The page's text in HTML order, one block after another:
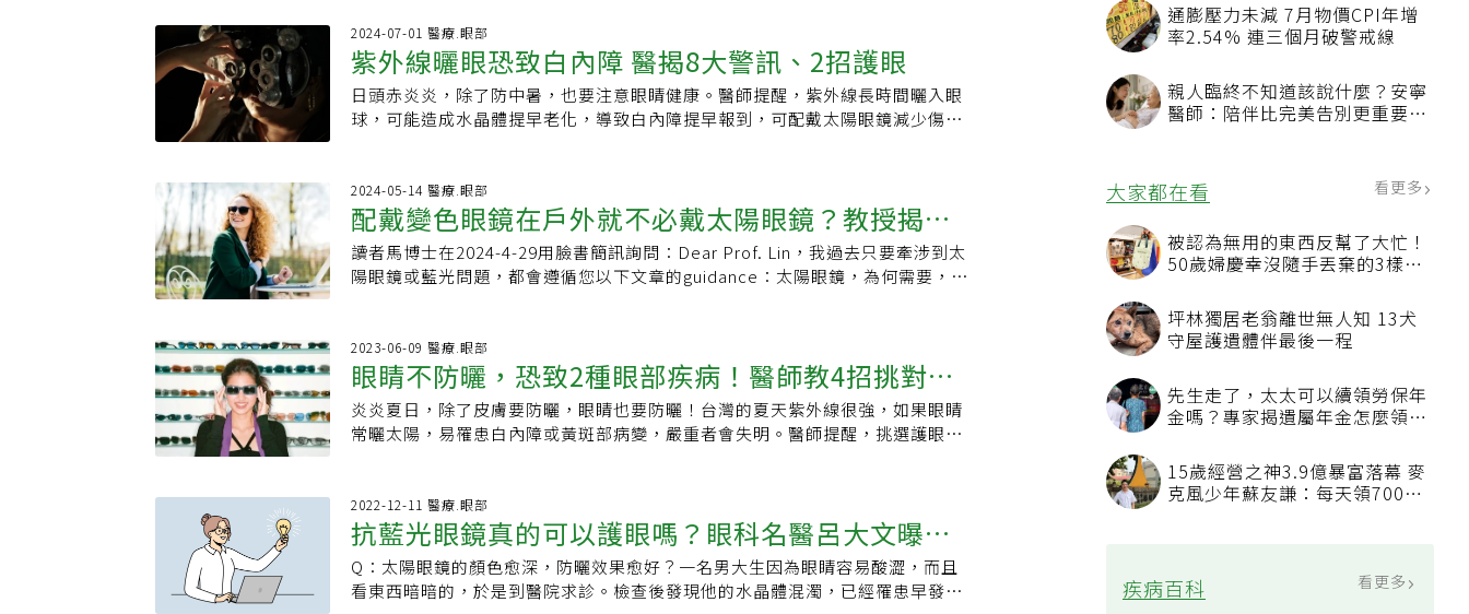
通膨壓力未減 7月物價CPI年增
率2.54% 連三個月破警戒線
親人臨終不知道該說什麼？安寧
醫師：陪伴比完美告別更重要，
大家都在看 看更多
被認為無用的東西反幫了大忙！
50歲婦慶幸沒隨手丟棄的3樣物
坪林獨居老翁離世無人知 13犬
守屋護遺體伴最後一程
先生走了，太太可以續領勞保年
金嗎？專家揭遺屬年金怎麼領，
15歲經營之神3.9億暴富落幕 麥
克風少年蘇友謙：每天領700元
疾病百科 看更多
然；次佳選擇為茶色、琥珀色，能吸收被空氣中水氣或灰塵散播的藍光，可增強
對比，細微處也看得清楚。黃色鏡片也可以購買，其適合室內或夜間駕車，可擋
掉刺眼亮光，避免行車意外。藍色鏡片則不建議使用，因為會吸引有害的藍光通
過眼睛，可能提高黃斑部退化風險；而紅色及玫瑰色鏡片，僅具裝飾功能，無法
協助測試鏡片抗UV功能，並要求開立合格證明。若戴上眼鏡後，睫毛會碰觸到鏡
片，則代表鏡距太短或鼻架高度不夠，若是長時間配戴不合適的眼鏡，可能迫使
眼眶周邊肌肉長期出力，進而造成眼眶肌肉的疲勞。保護眼睛就從選對太陽眼鏡
開始，許粹剛指出，挑選太陽眼鏡時，應把握相關原則，並確認鏡片具有百分之
百的抗UV功能，盡量選擇灰黑色鏡片，款式須合臉型且戴起來穩定。今年夏天特
重點。大部分的視力矯正眼鏡也具備抗紫外線的功能，差別在於阻隔的波長，因
此，一定要選擇「UV400」標誌，這組關鍵數字才能有效抗紫外線、濾藍光。孫
啟欽提到，紫外線（Ultraviolet Ray）簡稱UV，依據其波長、能量，主要分成
UVA、UVB、UVC。紫外線的特性UVA：長波，波長介於400-320，具有很強的
穿透力，對肌膚傷害最大。UVB：中波，波長介於320-280，能達到肌膚表層，
濁；有些人從事戶外活動，沒戴或戴錯太陽眼鏡，更容易傷眼。孫啟欽強調，抗
UV400的太陽眼鏡，可以阻擋99%的紫外線，選購前一定要注意經濟部標準檢驗
局合格標章。鏡片的顏色並不是愈深愈好，價錢也不是愈貴愈好，重點是
「UV400」，若配戴不合格的鏡片，因為光線變暗、瞳孔會放大，反而讓更多紫
並沒有太大的問題。孫啟欽強調，眼睛若沒有鏡片遮擋紫外線，曬久了還會造成
黃斑部病變、光照性角膜炎、加快眼睛老化，勿輕忽看不見的光線傷害。如果眼
睛有紅腫痛、看不清楚的水霧感、流眼水等症狀，一定要就醫檢查，由醫師評估
開立人工淚液或口服止痛藥。責任編輯：陳學梅
2024-07-01 醫療.眼部
紫外線曬眼恐致白內障 醫揭8大警訊、2招護眼
日頭赤炎炎，除了防中暑，也要注意眼睛健康。醫師提醒，紫外線長時間曬入眼
球，可能造成水晶體提早老化，導致白內障提早報到，可配戴太陽眼鏡減少傷
據，白內障在長者慢性疾病的盛行率排名僅次於高血壓，且隨著3C產品使用時間
上升，30、40歲青壯年族群罹患白內障比例也逐漸升高，其中6大高風險群更須
注意，包含高齡、高度近視、糖尿病患，及長期於戶外工作、眼睛發炎或受傷
者。台灣夏季日照時長大約為13小時，長時間紫外線曬入眼球，就可能造成水晶
體因紫外線的累積傷害提早老化。開業眼科醫師陳矜芸透過新聞稿提醒，刺眼的
菜或是玉米等，這類含有葉黃素、蝦黃素、β-胡蘿蔔素等抗氧化劑成分的食物或
保健食品；夏季外出可以配戴太陽眼鏡，減少紫外線傷害。陳矜芸提醒，白內障8
大警訊，出現症狀都應即早治療。一旦診斷出白內障，務必每半年定期到眼科回
診追蹤檢查，以避免拖延、併發青光眼與導致失明風險。白內障8大警訊出現對色
活作息，陳矜芸說明，則可以考慮開刀更換人工水晶體；術後會對光線較為敏
感，建議於白日配戴墨鏡，也要盡量避免搬重物，約2週時間便可恢復日常。【疾
病百科】白內障
2024-05-14 醫療.眼部
配戴變色眼鏡在戶外就不必戴太陽眼鏡？教授揭變
色鏡片優缺點
讀者馬博士在2024-4-29用臉書簡訊詢問：Dear Prof. Lin，我過去只要牽涉到太
陽眼鏡或藍光問題，都會遵循您以下文章的guidance：太陽眼鏡，為何需要，如
像一般墨鏡那麼深，但可省去隨身攜帶太陽眼鏡的不便）。產品敘述全視線鏡片
也可阻擋99％的UVA及UVB。然我想廠商的數據不可能來自RCT，樣本可能也很
有限。請問如果我配戴這種鏡片，在戶外是否就可不必戴太陽眼鏡？這個提問裡
的「全視線第8代鏡片」是一種「光致變色鏡片」（photochromic lenses），俗
稱「變色鏡片」。顧名思義，「光致變色鏡片」就是一種「光導致變色的鏡
Transitions Optical, Inc。它在1991年開始生產和銷售世界首款「變色鏡片」。
目前在全球各地有好幾家公司也在生產和銷售「變色鏡片」。我是在2019-7-17發
表太陽眼鏡，為何需要，如何選擇，而裡面有這麼一段話：很多人以為鏡片的顏
色越深，就越能阻擋紫外線，但事實上，沒有任何顏色是可以阻擋紫外線。真正
2023-06-09 醫療.眼部
眼睛不防曬，恐致2種眼部疾病！醫師教4招挑對護
眼的太陽眼鏡
炎炎夏日，除了皮膚要防曬，眼睛也要防曬！台灣的夏天紫外線很強，如果眼睛
常曬太陽，易罹患白內障或黃斑部病變，嚴重者會失明。醫師提醒，挑選護眼又
要！不防曬這些眼科疾病都會找上你眼睛除了受到紫外線照射可能產生危害，書
田診所眼科主任醫師顏敏芳表示，眼皮與身體其他部位皮膚相同，受到紫外線照
射，會產生色素沈澱、斑點；若長期在外的工作者，原先透明的角膜，會因為風
吹、日曬因素，在角結膜間會生成眼翳，這是一種不正常的纖維血管組織的增
生，隨著時間拉長，眼翳逐漸從眼白往瞳孔方向生長，恐影響視力、增加角膜不
2022-12-11 醫療.眼部
抗藍光眼鏡真的可以護眼嗎？眼科名醫呂大文曝最
實際做法
Q：太陽眼鏡的顏色愈深，防曬效果愈好？一名男大生因為眼睛容易酸澀，而且
看東西暗暗的，於是到醫院求診。檢查後發現他的水晶體混濁，已經罹患早發性